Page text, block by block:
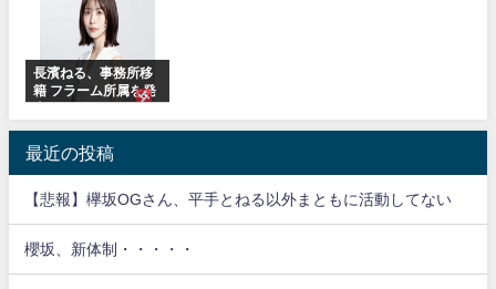
長濱ねる、事務所移
籍 フラーム所属を発
最近の投稿
【悲報】欅坂OGさん、平手とねる以外まともに活動してない
櫻坂、新体制・・・・・